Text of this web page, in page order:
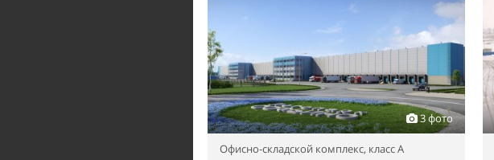
3 фото
Офисно-складской комплекс, класс A